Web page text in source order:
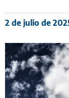
2 de julio de